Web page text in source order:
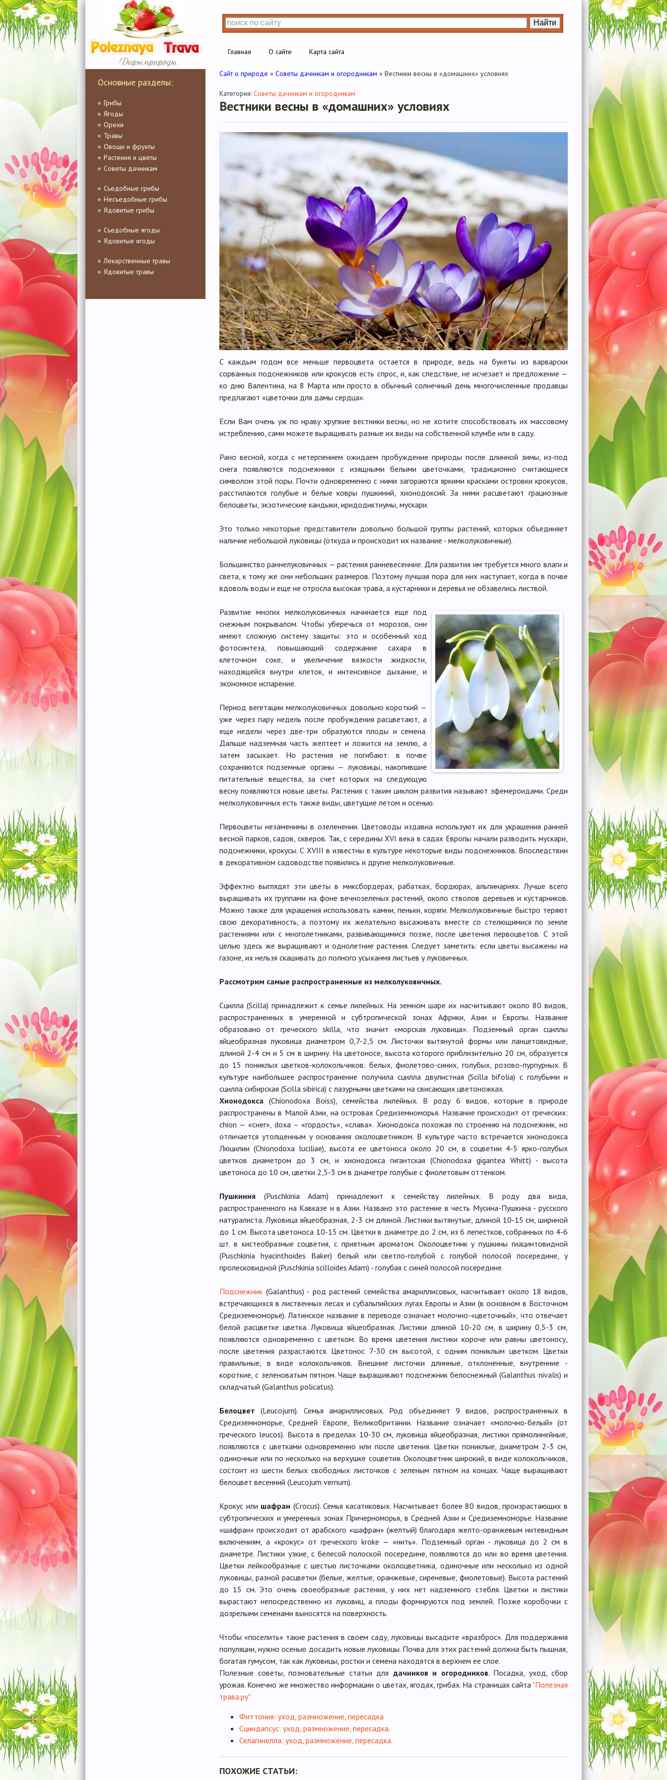
Главная О сайте Карта сайта
Основные разделы:
Грибы
Ягоды
Орехи
Травы
Овощи и фрукты
Растения и цветы
Советы дачникам
Съедобные грибы
Несъедобные грибы
Ядовитые грибы
Съедобные ягоды
Ядовитые ягоды
Лекарственные травы
Ядовитые травы
Сайт о природе » Советы дачникам и огородникам » Вестники весны в «домашних» условиях
Категория: Советы дачникам и огородникам
Вестники весны в «домашних» условиях
С каждым годом все меньше первоцвета остается в природе, ведь на букеты из варварски
сорванных подснежников или крокусов есть спрос, и, как следствие, не исчезает и предложение —
ко дню Валентина, на 8 Марта или просто в обычный солнечный день многочисленные продавцы
предлагают «цветочки для дамы сердца».
Если Вам очень уж по нраву хрупкие вестники весны, но не хотите способствовать их массовому
истреблению, сами можете выращивать разные их виды на собственной клумбе или в саду.
Рано весной, когда с нетерпением ожидаем пробуждение природы после длинной зимы, из-под
снега появляются подснежники с изящными белыми цветочками, традиционно считающиеся
символом этой поры. Почти одновременно с ними загораются яркими красками островки крокусов,
расстилаются голубые и белые ковры пушкиний, хионодоксий. За ними расцветают грациозные
белоцветы, экзотические кандыки, иридодиктиумы, мускари.
Это только некоторые представители довольно большой группы растений, которых объединяет
наличие небольшой луковицы (откуда и происходит их название - мелколуковичные).
Большинство раннелуковичных — растения ранневесенние. Для развития им требуется много влаги и
света, к тому же они небольших размеров. Поэтому лучшая пора для них наступает, когда в почве
вдоволь воды и еще не отросла высокая трава, а кустарники и деревья не обзавелись листвой.
Развитие многих мелколуковичных начинается еще под
снежным покрывалом. Чтобы уберечься от морозов, они
имеют сложную систему защиты: это и особенный ход
фотосинтеза, повышающий содержание сахара в
клеточном соке, и увеличение вязкости жидкости,
находящейся внутри клеток, и интенсивное дыхание, и
экономное испарение.
Период вегетации мелколуковичных довольно короткий —
уже через пару недель после пробуждения расцветают, а
еще недели через две-три образуются плоды и семена.
Дальше надземная часть желтеет и ложится на землю, а
затем засыхает. Но растения не погибают: в почве
сохраняются подземные органы — луковицы, накопившие
питательные вещества, за счет которых на следующую
весну появляются новые цветы. Растения с таким циклом развития называют эфемероидами. Среди
мелколуковичных есть также виды, цветущие летом и осенью.
Первоцветы незаменимы в озеленении. Цветоводы издавна используют их для украшения ранней
весной парков, садов, скверов. Так, с середины XVI века в садах Европы начали разводить мускари,
подснежники, крокусы. С XVIII в известны в культуре некоторые виды подснежников. Впоследствии
в декоративном садоводстве появились и другие мелколуковичные.
Эффектно выглядят эти цветы в миксбордерах, рабатках, бордюрах, альпинариях. Лучше всего
выращивать их группами на фоне вечнозеленых растений, около стволов деревьев и кустарников.
Можно также для украшения использовать камни, пеньки, коряги. Мелколуковичные быстро теряют
свою декоративность, а поэтому их желательно высаживать вместе со стелющимися по земле
растениями или с многолетниками, развивающимися позже, после цветения первоцветов. С этой
целью здесь же выращивают и однолетние растения. Следует заметить: если цветы высажены на
газоне, их нельзя скашивать до полного усыханмя листьев у луковичных.
Рассмотрим самые распространенные из мелколуковичных.
Сцилла (Scilla) принадлежит к семье лилейных. На земном шаре их насчитывают около 80 видов,
распространенных в умеренной и субтропической зонах Африки, Азии и Европы. Название
образовано от греческого skilla, что значит «морская луковица». Подземный орган сциллы
яйцеобразная луковица диаметром 0,7-2,5 см. Листочки вытянутой формы или ланцетовидные,
длиной 2-4 см и 5 см в ширину. На цветоносе, высота которого приблизительно 20 см, образуется
до 15 пониклых цветков-колокольчиков: белых, фиолетово-синих, голубых, розово-пурпурных. В
культуре наибольшее распространение получила сцилла двулистная (Scilla bifolia) с голубыми и
сцилла сибирская (Scilla sibirica) с лазурными цветками на свисающих цветоножках.
Хионодокса(Chionodoxa Boiss), семейства лилейных. В роду 6 видов, которые в природе
распространены в Малой Азии, на островах Средиземноморья. Название происходит от греческих:
сhion — «снег», doxa – «гордость», «слава». Хионодокса похожая по строению на подснежник, но
отличается утолщенным у основания околоцветником. В культуре часто встречается хионодокса
Люцилии (Chionodoxa luciliae), высота ее цветоноса около 20 см, в соцветии 4-5 ярко-голубых
цветков диаметром до 3 см, и хионодокса гигантская (Chionodoxa gigantea Whitt) - высота
цветоноса до 10 см, цветки 2,5-3 см в диаметре голубые с фиолетовым оттенком.
Пушкиния (Puschkinia Adam) принадлежит к семейству лилейных. В роду два вида,
распространенного на Кавказе и в Азии. Названо это растение в честь Мусина-Пушкина - русского
натуралиста. Луковица яйцеобразная, 2-3 см длиной. Листики вытянутые, длиной 10-15 см, шириной
до 1 см. Высота цветоноса 10-15 см. Цветки в диаметре до 2 см, из 6 лепестков, собранных по 4-6
шт. в кистеобразные соцветия, с приятным ароматом. Околоцветник у пушкины гиацинтовидной
(Puschkinia hyacinthoides Baker) белый или светло-голубой с голубой полосой посередине, у
пролесковидной (Puschkinia scilloides Adam) - голубая с синей полосой посередине.
Подснежник (Galanthus) - род растений семейства амариллисовых, насчитывает около 18 видов,
встречающихся в лиственных лесах и субальпийских лугах Европы и Азии (в основном в Восточном
Средиземноморье). Латинское название в переводе означает молочно-«цветочный», что отвечает
белой расцветке цветка. Луковица яйцеобразная. Листики длиной 10-20 см, в ширину 0,5-3 см,
появляются одновременно с цветком. Во время цветения листики короче или равны цветоносу,
после цветения разрастаются. Цветонос 7-30 см высотой, с одним пониклым цветком. Цветки
правильные, в виде колокольчиков. Внешние листочки длинные, отклоненные, внутренние -
короткие, с зеленоватым пятном. Чаще выращивают подснежник белоснежный (Galanthus nivalis) и
складчатый (Galanthus policatus).
Белоцвет(Leucojum). Семья амариллисовых. Род объединяет 9 видов, распространенных в
Средиземноморье, Средней Европе, Великобритании. Название означает «молочно-белый» (от
греческого leucos). Высота в пределах 10-30 см, луковица яйцеобразная, листики прямолинейные,
появляются с цветками одновременно или после цветения. Цветки пониклые, диаметром 2-3 см,
одиночные или по несколько на верхушке соцветия. Околоцветник широкий, в виде колокольчиков,
состоит из шести белых свободных листочков с зеленым пятном на концах. Чаще выращивают
белоцвет весенний (Leucojum vernum).
Крокус или шафран (Crocus). Семья касатиковых. Насчитывает более 80 видов, произрастающих в
субтропических и умеренных зонах Причерноморья, в Средней Азии и Средиземноморье. Название
«шафран» происходит от арабского «шафран» (желтый) благодаря желто-оранжевым нитевидным
включениям, а «крокус» от греческого kroke — «нить». Подземный орган - луковица до 2 см в
диаметре. Листики узкие, с белесой полоской посередине, появляются до или во время цветения.
Цветки лейкообразные с шестью листочками околоцветника, одиночные или несколько из одной
луковицы, разной расцветки (белые, желтые, оранжевые, сиреневые, фиолетовые). Высота растений
до 15 см. Это очень своеобразные растения, у них нет надземного стебля. Цветки и листики
вырастают непосредственно из луковиц, а плоды формируются под землей. Позже коробочки с
дозрелыми семенами выносятся на поверхность.
Чтобы «поселить» такие растения в своем саду, луковицы высадите «вразброс». Для поддержания
популяции, нужно осенью досадить новые луковицы. Почва для этих растений должна быть пышная,
богатая гумусом, так как луковицы, ростки и семена находятся в верхнем ее слое.
Полезные советы, позновательные статьи для дачников и огородников. Посадка, уход, сбор
урожая. Конечно же множество информации о цветах, ягодах, грибах. На страницах сайта "Полезная
трава.ру"
Фиттония: уход, размножение, пересадка
Сциндапсус: уход, размножение, пересадка.
Селагинелла: уход, размножение, пересадка.
ПОХОЖИЕ СТАТЬИ: